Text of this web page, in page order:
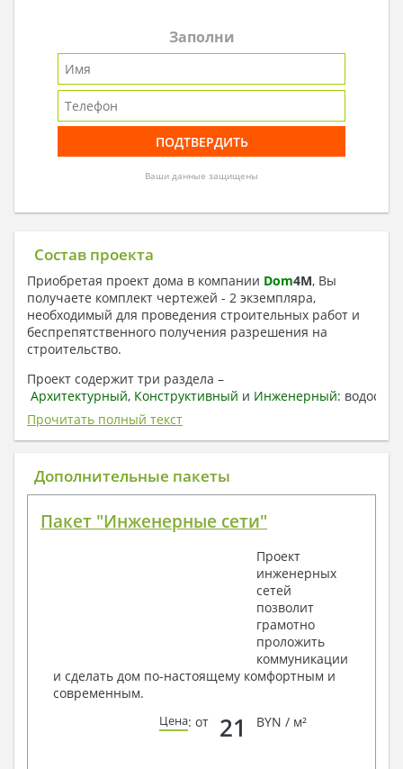
Заполни
Ваши данные защищены
Состав проекта
Приобретая проект дома в компании Dom4M, Вы
получаете комплект чертежей - 2 экземпляра,
необходимый для проведения строительных работ и
беспрепятственного получения разрешения на
строительство.
Проект содержит три раздела –
Архитектурный, Конструктивный и Инженерный:
отопление, вентиляция, канализация,
электроснабжение (приобретается за дополнительную
плату) + Пояснительная записка.
1. Архитектурный раздел:
План координационных осей
Поэтажные маркировочные планы с
Разрезы и состав конструкций
Фасады с ведомостью внешних отделок
Элементы проемов – спецификация
Ведомость перемычек – сечения и
спецификация
Экспликация полов
Архитектурные узлы в конструкциях
Прочитать полный текст
Дополнительные пакеты
Пакет "Инженерные сети"
Проект
инженерных
сетей
позволит
грамотно
проложить
коммуникации
и сделать дом по-настоящему комфортным и
современным.
Цена: от 21 BYN / м²